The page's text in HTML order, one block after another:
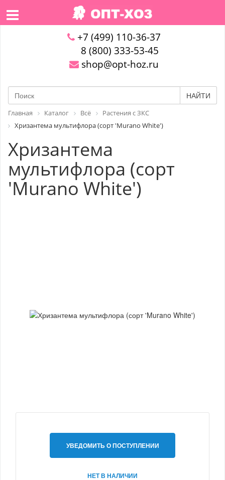
+7 (499) 110-36-37
8 (800) 333-53-45
shop@opt-hoz.ru
НАЙТИ
Главная Каталог Всё
Растения с ЗКС
Хризантема мультифлора (сорт 'Murano White')
Хризантема
мультифлора (сорт
'Murano White')
УВЕДОМИТЬ О ПОСТУПЛЕНИИ
НЕТ В НАЛИЧИИ